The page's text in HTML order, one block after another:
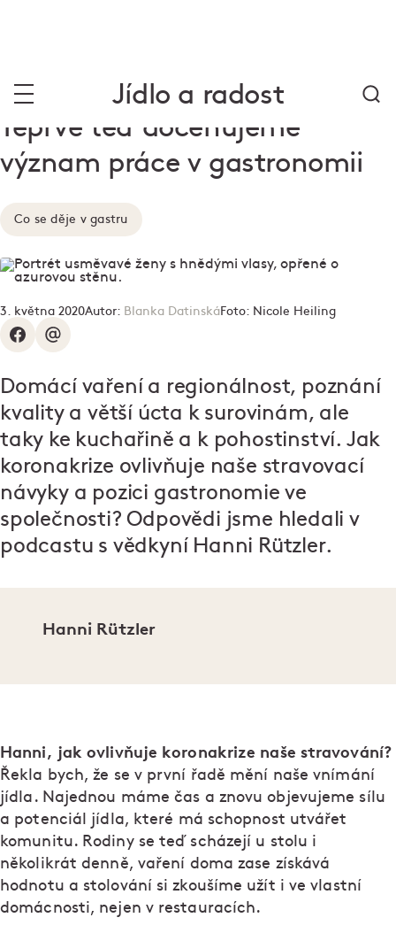
Jídlo a radost
Teprve teď doceňujeme
význam práce v gastronomii
Co se děje v gastru
3. května 2020Autor: Blanka DatinskáFoto: Nicole Heiling
Domácí vaření a regionálnost, poznání
kvality a větší úcta k surovinám, ale
taky ke kuchařině a k pohostinství. Jak
koronakrize ovlivňuje naše stravovací
návyky a pozici gastronomie ve
společnosti? Odpovědi jsme hledali v
podcastu s vědkyní Hanni Rützler.
Hanni Rützler
Hanni, jak ovlivňuje koronakrize naše stravování?
Řekla bych, že se v první řadě mění naše vnímání
jídla. Najednou máme čas a znovu objevujeme sílu
a potenciál jídla, které má schopnost utvářet
komunitu. Rodiny se teď scházejí u stolu i
několikrát denně, vaření doma zase získává
hodnotu a stolování si zkoušíme užít i ve vlastní
domácnosti, nejen v restauracích.